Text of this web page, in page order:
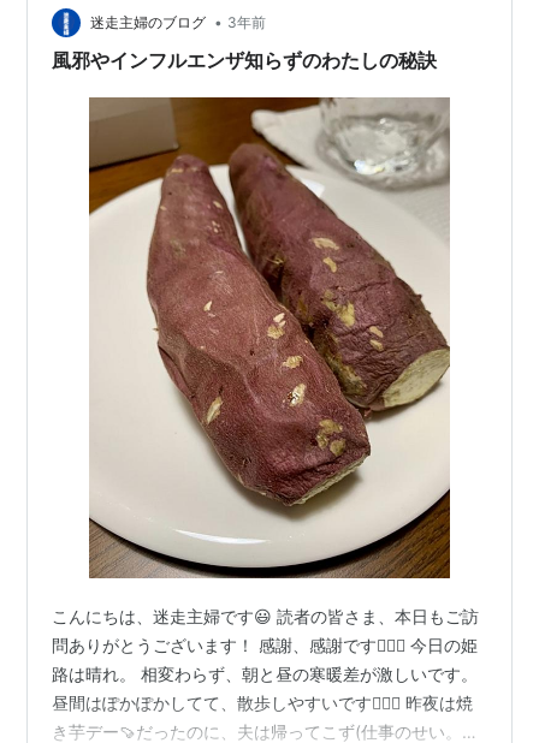
サンキュー✌️ 冷蔵庫で解凍して、小分…
迷走主婦のブログ • 3年前
風邪やインフルエンザ知らずのわたしの秘訣
こんにちは、迷走主婦です😃 読者の皆さま、本日もご訪
問ありがとうございます！ 感謝、感謝です🙇🏻‍♀️ 今日の姫
路は晴れ。 相変わらず、朝と昼の寒暖差が激しいです。
昼間はぽかぽかしてて、散歩しやすいです🚶🏻‍♀️ 昨夜は焼
き芋デー🍠だったのに、夫は帰ってこず(仕事のせい。い